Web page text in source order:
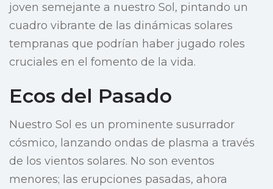
joven semejante a nuestro Sol, pintando un
cuadro vibrante de las dinámicas solares
tempranas que podrían haber jugado roles
cruciales en el fomento de la vida.
Ecos del Pasado
Nuestro Sol es un prominente susurrador
cósmico, lanzando ondas de plasma a través
de los vientos solares. No son eventos
menores; las erupciones pasadas, ahora